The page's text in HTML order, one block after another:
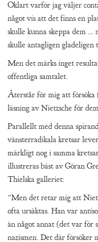
Oklart varför jag väljer
något vis att det finns en
skulle kunna skeppa dem
skulle antagligen gladeligen
Men det märks inget
offentliga samtalet.
Återstår för mig att försöka
läsning av Nietzsche för
Parallellt med denna
vänsterradikala kretsar
märkligt nog i samma
illustreras bäst av Göran
Thielska galleriet:
”Men det retar mig att
ofta ursäktas. Han var
än något annat (det var för
nazismen. Det där försöker